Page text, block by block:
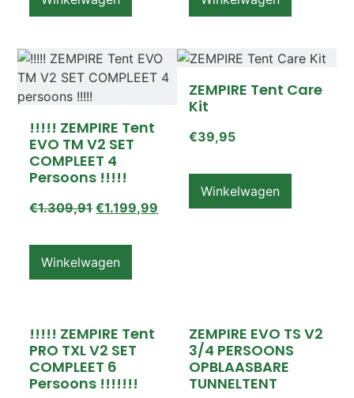
!!!!! ZEMPIRE Tent
EVO TM V2 SET
COMPLEET 4
Persoons !!!!!
€1.309,91 €1.199,99
Winkelwagen
ZEMPIRE Tent Care
Kit
€39,95
Winkelwagen
!!!!! ZEMPIRE Tent
PRO TXL V2 SET
COMPLEET 6
Persoons !!!!!!!
ZEMPIRE EVO TS V2
3/4 PERSOONS
OPBLAASBARE
TUNNELTENT